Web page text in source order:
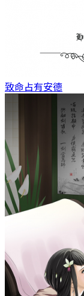
致命占有安德